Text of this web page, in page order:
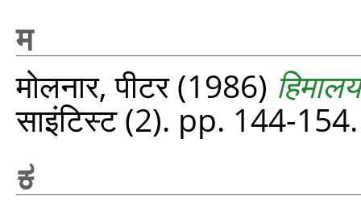
म
मोलनार, पीटर(1986)
साइंटिस्ट (2). pp. 144-
ಕ